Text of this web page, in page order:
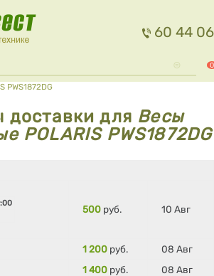
содержанию
60 44 06
0
PWS1872DG
доставки для Весы
POLARIS PWS1872DG
500 руб. 10 Авг
1 200 руб.
08 Авг
1 400 руб.
08 Авг